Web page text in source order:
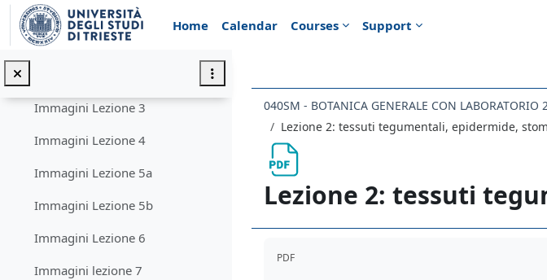
Skip to main content
Home
Calendar Courses Support
Collapse
Immagini Lezione 1
Immagini Lezione 3
Immagini Lezione 4
Immagini Lezione 5a
Immagini Lezione 5b
Immagini Lezione 6
Immagini lezione 7
040SM - BOTANICA GENERALE CON LABORATORIO
Lezione 2: tessuti tegumentali, epidermide,
Lezione 2: tessuti
PDF